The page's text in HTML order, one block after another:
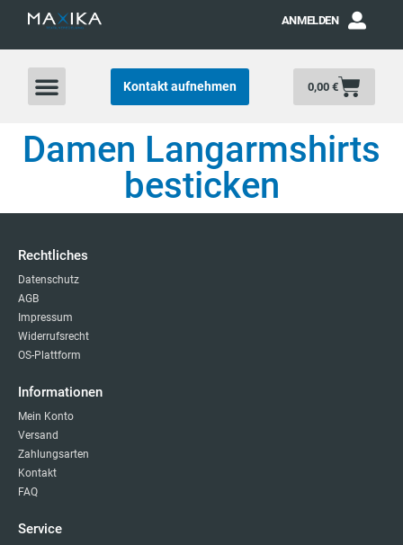
ANMELDEN
Kontakt aufnehmen 0,00 €
Damen Langarmshirts
besticken
Rechtliches
Datenschutz
AGB
Impressum
Widerrufsrecht
OS-Plattform
Informationen
Mein Konto
Versand
Zahlungsarten
Kontakt
FAQ
Service